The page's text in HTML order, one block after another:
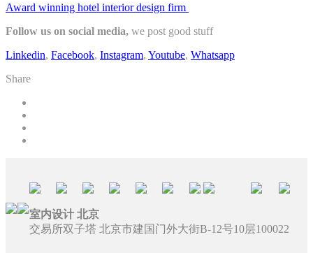
Award winning hotel interior design firm
Follow us on social media, we post good stuff
Linkedin, Facebook, Instagram, Youtube, Whatsapp
Share
室内设计 北京
交易所双子塔 北京市建国门外大街B-12号10层100022